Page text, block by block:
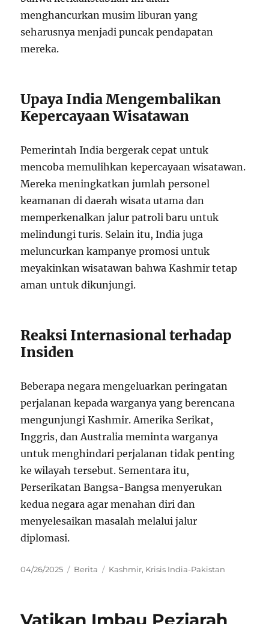
menghancurkan musim liburan yang
seharusnya menjadi puncak pendapatan
mereka.
Upaya India Mengembalikan
Kepercayaan Wisatawan
Pemerintah India bergerak cepat untuk
mencoba memulihkan kepercayaan wisatawan.
Mereka meningkatkan jumlah personel
keamanan di daerah wisata utama dan
memperkenalkan jalur patroli baru untuk
melindungi turis. Selain itu, India juga
meluncurkan kampanye promosi untuk
meyakinkan wisatawan bahwa Kashmir tetap
aman untuk dikunjungi.
Reaksi Internasional terhadap
Insiden
Beberapa negara mengeluarkan peringatan
perjalanan kepada warganya yang berencana
mengunjungi Kashmir. Amerika Serikat,
Inggris, dan Australia meminta warganya
untuk menghindari perjalanan tidak penting
ke wilayah tersebut. Sementara itu,
Perserikatan Bangsa-Bangsa menyerukan
kedua negara agar menahan diri dan
menyelesaikan masalah melalui jalur
diplomasi.
Posted
04/26/2025 Categories
Berita Tags
Kashmir, Krisis India-Pakistan
Vatikan Imbau Peziarah